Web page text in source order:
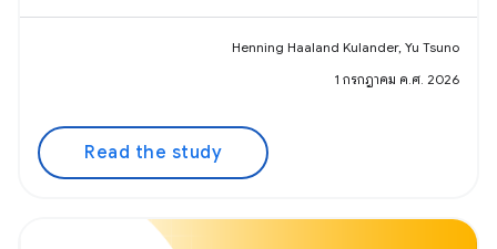
Henning Haaland Kulander, Yu Tsuno
1 กรกฎาคม ค.ศ. 2026
Read the study